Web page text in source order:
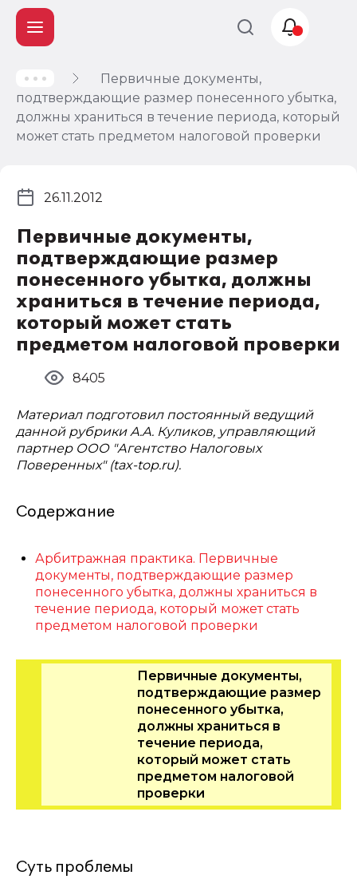
Первичные документы,
подтверждающие размер понесенного убытка,
должны храниться в течение периода, который
может стать предметом налоговой проверки
Первичные документы,
подтверждающие размер
понесенного убытка, должны
храниться в течение периода,
который может стать
предметом налоговой проверки
26.11.2012
8405
Материал подготовил постоянный ведущий
данной рубрики А.А. Куликов, управляющий
партнер ООО "Агентство Налоговых
Поверенных" (tax-top.ru).
Содержание
Арбитражная практика. Первичные
документы, подтверждающие размер
понесенного убытка, должны храниться в
течение периода, который может стать
предметом налоговой проверки
Первичные документы,
подтверждающие размер
понесенного убытка,
должны храниться в
течение периода,
который может стать
предметом налоговой
проверки
Суть проблемы
Учет и
налогообложение
Автоматизация